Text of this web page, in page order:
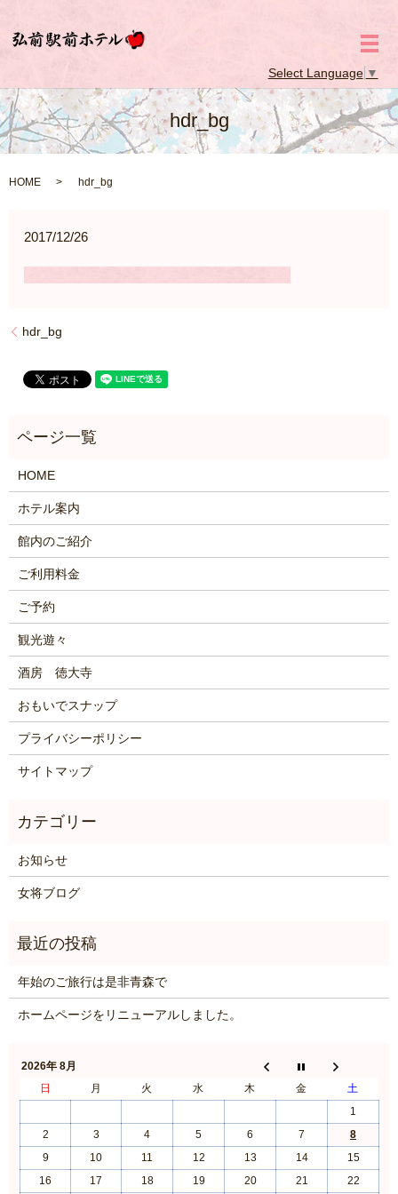
Select Language ▼
メ
hdr_bg
HOME hdr_bg
2017/12/26
hdr_bg
HOME
ホテル案内
館内のご紹介
ご利用料金
ご予約
観光遊々
酒房 徳大寺
おもいでスナップ
プライバシーポリシー
サイトマップ
お知らせ
女将ブログ
年始のご旅行は是非青森で
ホームページをリニューアルしました。
2026年 8月
日
月 火 水 木 金
土
1
2
3 4 5 6 7
8
9
10 11 12 13 14
15
16
17 18 19 20 21 22